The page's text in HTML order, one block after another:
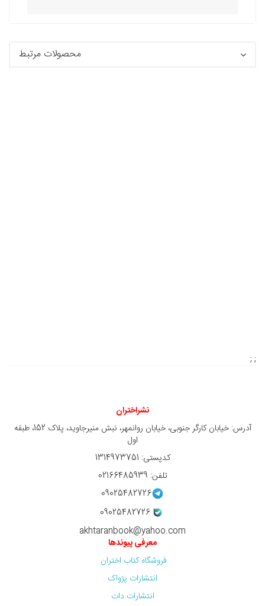
محصولات مرتبط
; ;
نشراختران
آدرس: خیابان کارگر جنوبی، خیابان روانمهر، نبش منیرجاوید، پلاک 152، طبقه
اول
کدپستی: 1314973751
تلفن: 02166485939
09025482726
09025482726
akhtaranbook@yahoo.com
معرفی پیوندها
فروشگاه کتاب اختران
انتشارات پژواک
انتشارات دات